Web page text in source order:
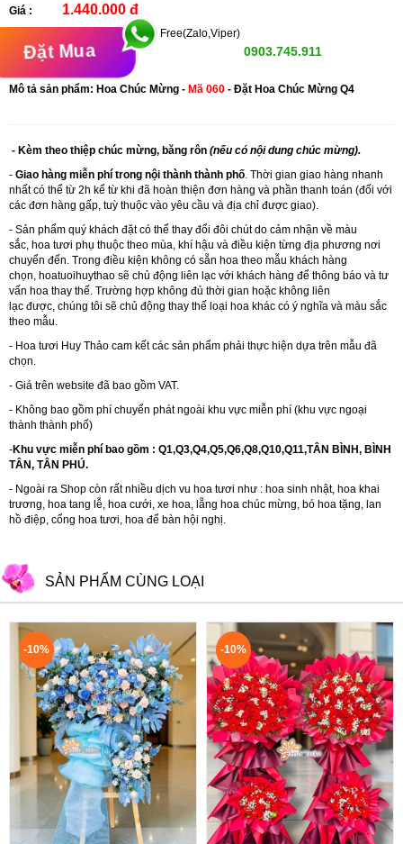
Giá : 1.440.000 đ
Đặt Mua
Free(Zalo,Viper)
0903.745.911
Mô tả sản phẩm: Hoa Chúc Mừng - Mã 060 - Đặt Hoa Chúc Mừng Q4
- Kèm theo thiệp chúc mừng, băng rôn (nếu có nội dung chúc mừng).
- Giao hàng miễn phí trong nội thành thành phố. Thời gian giao hàng nhanh
nhất có thể từ 2h kể từ khi đã hoàn thiện đơn hàng và phần thanh toán (đối với
các đơn hàng gấp, tuỳ thuộc vào yêu cầu và địa chỉ được giao).
- Sản phẩm quý khách đặt có thể thay đổi đôi chút do cảm nhận về màu
sắc, hoa tươi phụ thuộc theo mùa, khí hậu và điều kiện từng địa phương nơi
chuyển đến. Trong điều kiện không có sẵn hoa theo mẫu khách hàng
chọn, hoatuoihuythao sẽ chủ động liên lạc với khách hàng để thông báo và tư
vấn hoa thay thế. Trường hợp không đủ thời gian hoặc không liên
lạc được, chúng tôi sẽ chủ động thay thế loại hoa khác có ý nghĩa và màu sắc
theo mẫu.
- Hoa tươi Huy Thảo cam kết các sản phẩm phải thực hiện dựa trên mẫu đã
chọn.
- Giá trên website đã bao gồm VAT.
- Không bao gồm phí chuyển phát ngoài khu vực miễn phí (khu vực ngoại
thành thành phố)
-Khu vực miễn phí bao gồm : Q1,Q3,Q4,Q5,Q6,Q8,Q10,Q11,TÂN BÌNH, BÌNH
TÂN, TÂN PHÚ.
- Ngoài ra Shop còn rất nhiều dịch vu hoa tươi như : hoa sinh nhật, hoa khai
trương, hoa tang lễ, hoa cưới, xe hoa, lẵng hoa chúc mừng, bó hoa tặng, lan
hồ điệp, cổng hoa tươi, hoa để bàn hội nghị.
SẢN PHẨM CÙNG LOẠI
-10% -10%